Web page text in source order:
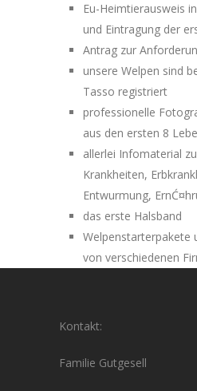
Eu-Heimtierausweis
und Eintragung der
Antrag zur
unsere Welpen sind
Tasso registriert
professionelle
aus den ersten 8
allerlei Infomaterial
Krankheiten,
Entwurmung,
das erste Halsband
Welpenstarterpakete
von verschiedenen
Kontakt:
Familie Gutgesell